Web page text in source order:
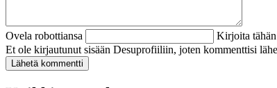
Ovela robottiansa
Kirjoita
Et ole kirjautunut sisään Desuprofiiliin, joten kommenttisi